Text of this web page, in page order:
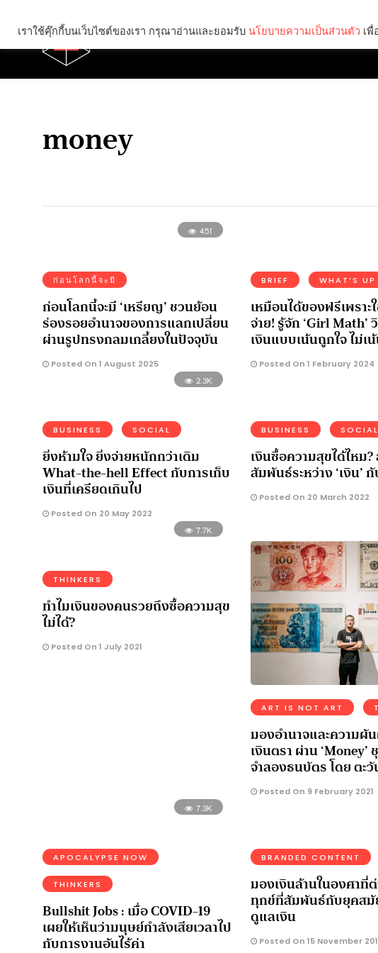
money
451
ก่อนโลกนี้จะมี
ก่อนโลกนี้จะมี ‘เหรียญ’ ชวนย้อน
ร่องรอยอำนาจของการแลกเปลี่ยน
ผ่านรูปทรงกลมเกลี้ยงในปัจจุบัน
Posted On 1 August 2025
BRIEF WHAT’S UP
เหมือนได้ของฟรีเพราะ
จ่าย! รู้จัก ‘Girl
เงินแบบเน้นถูกใจ ไม่
Posted On 1 February 2024
2.3K
BUSINESS SOCIAL
ยิ่งห้ามใจ ยิ่งจ่ายหนักกว่าเดิม
What-the-hell Effect กับการเก็บ
เงินที่เครียดเกินไป
Posted On 20 May 2022
BUSINESS SOCIAL
เงินซื้อความสุขได้ไหม?
สัมพันธ์ระหว่าง ‘เงิน’
Posted On 20 March 2022
7.7K
THINKERS
ทำไมเงินของคนรวยถึงซื้อความสุข
ไม่ได้?
Posted On 1 July 2021
ART IS NOT ART
มองอำนาจและความผั
เงินตรา ผ่าน ‘Money’
จำลองธนบัตร โดย ตะ
Posted On 9 February 2021
7.3K
APOCALYPSE NOW
THINKERS
Bullshit Jobs : เมื่อ COVID-19
เผยให้เห็นว่ามนุษย์กำลังเสียเวลาไป
กับการงานอันไร้ค่า
BRANDED CONTENT
มองเงินล้านในองศาที่
ทุกข์ที่สัมพันธ์กับยุคสมั
ดูแลเงิน
Posted On 15 November
เราใช้คุ๊กกี้บนเว็บไซต์ของเรา กรุณาอ่านและยอมรับ นโยบายความเป็นส่วนตัว เพื่